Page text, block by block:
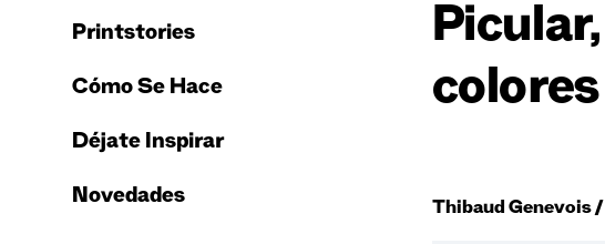
Printstories
Cómo Se Hace
Déjate Inspirar
Novedades Thibaud Genevois